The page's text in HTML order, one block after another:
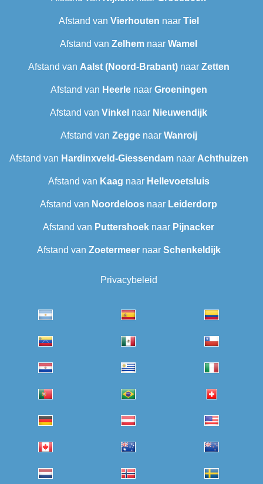
Afstand van Vierhouten naar Tiel
Afstand van Zelhem naar Wamel
Afstand van Aalst (Noord-Brabant)naar Zetten
Afstand van Heerlenaar Groeningen
Afstand van Vinkel naar Nieuwendijk
Afstand van Zeggenaar Wanroij
Afstand van Hardinxveld-Giessendamnaar Achthuizen
Afstand van Kaag naar Hellevoetsluis
Afstand van Noordeloos naar Leiderdorp
Afstand van Puttershoek naar Pijnacker
Afstand van Zoetermeernaar Schenkeldijk
Privacybeleid